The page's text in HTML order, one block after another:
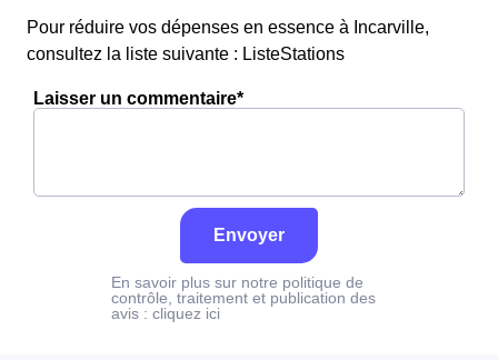
Pour réduire vos dépenses en essence à Incarville,
consultez la liste suivante : ListeStations
Laisser un commentaire*
Envoyer
En savoir plus sur notre politique de
contrôle, traitement et publication des
avis : cliquez ici